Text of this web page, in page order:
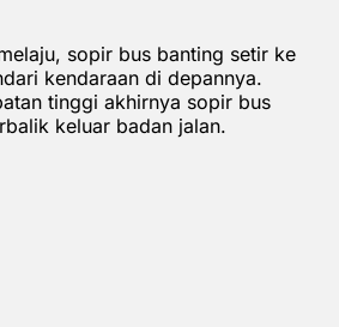
sopir bus banting setir ke
kendaraan di depannya.
tinggi akhirnya sopir bus
keluar badan jalan.